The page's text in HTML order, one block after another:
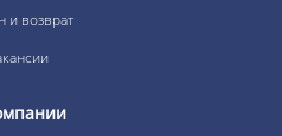
и возврат